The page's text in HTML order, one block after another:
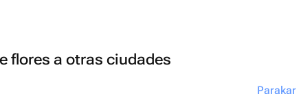
flores a otras ciudades
Parakar